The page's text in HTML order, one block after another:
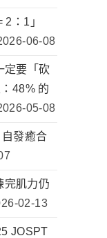
：1」
06-08
定要「砍
48% 的
05-08
發癒合
完肌力仍
02-13
JOSPT